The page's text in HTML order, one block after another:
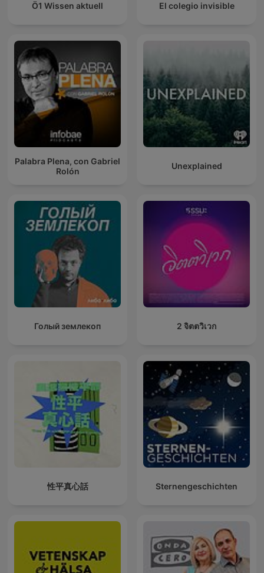
Ö1 Wissen aktuell El colegio invisible
Palabra Plena, con Gabriel
Rolón
Unexplained
Голый землекоп 2 จิตตวิเวก
性平真心話 Sternengeschichten